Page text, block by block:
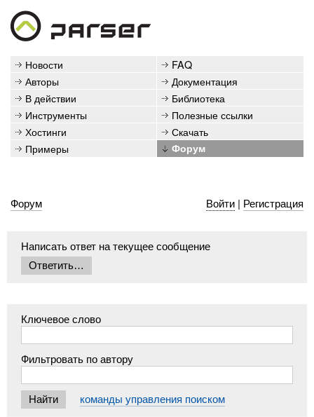
Новости
FAQ
Авторы
Документация
В действии
Библиотека
Инструменты
Полезные ссылки
Хостинги
Скачать
Примеры
Форум
Форум Войти| Регистрация
Написать ответ на текущее сообщение
Ключевое слово
Фильтровать по автору
команды управления поиском